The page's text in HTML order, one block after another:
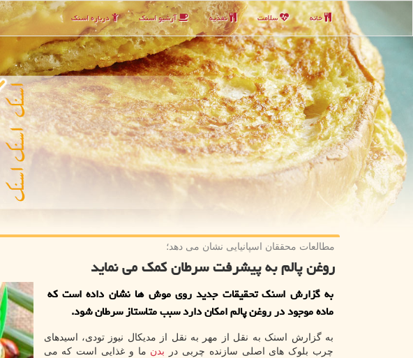
خانه سلامت تغذیه آرشیو اسنك درباره اسنك
مطالعات محققان اسپانیایی نشان می دهد؛
روغن پالم به پیشرفت سرطان کمک می نماید
به گزارش اسنک تحقیقات جدید روی موش ها نشان داده است که
ماده موجود در روغن پالم امکان دارد سبب متاستاز سرطان شود.
به گزارش اسنک به نقل از مهر به نقل از مدیکال نیوز تودی، اسیدهای
چرب بلوک های اصلی سازنده چربی در بدن ما و غذایی است که می